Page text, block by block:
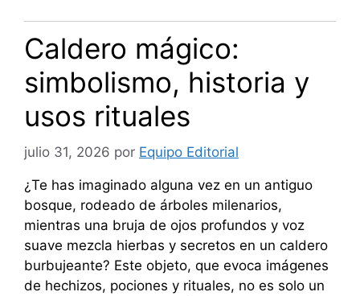
Caldero mágico:
simbolismo, historia y
usos rituales
julio 31, 2026 por Equipo Editorial
¿Te has imaginado alguna vez en un antiguo
bosque, rodeado de árboles milenarios,
mientras una bruja de ojos profundos y voz
suave mezcla hierbas y secretos en un caldero
burbujeante? Este objeto, que evoca imágenes
de hechizos, pociones y rituales, no es solo un